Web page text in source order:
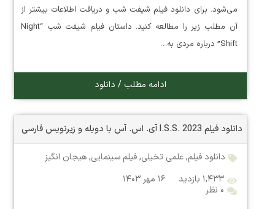
می‌شود. برای دانلود فیلم شیفت شب و دریافت اطلاعات بیشتر از
آن مطلب زیر را مطالعه کنید. داستان فیلم شیفت شب “Night
Shift” درباره مردی به…
ادامه مطلب / دانلود
دانلود فیلم I.S.S. 2023 آی. اس. آس با دوبله و زیرنویس فارسی
دانلود فیلم,علمی تخیلی,فیلم سینمایی,هیجان انگیز
۱,۴۳۳ بازدید
۱۶ مهر ۱۴۰۳
۰ نظر